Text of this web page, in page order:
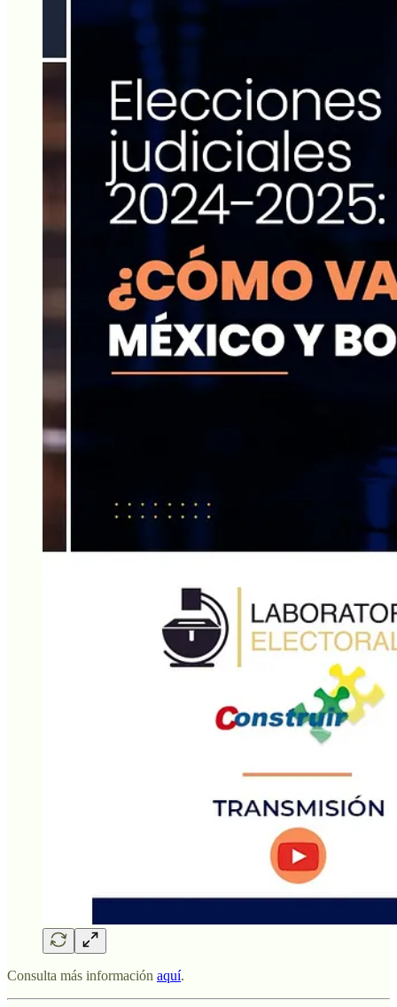
Consulta más información aquí.